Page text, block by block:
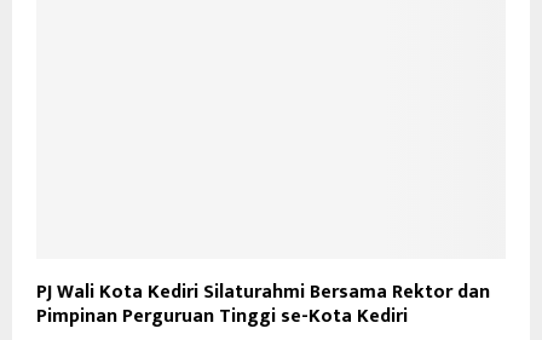
PJ Wali Kota Kediri Silaturahmi Bersama Rektor dan
Pimpinan Perguruan Tinggi se-Kota Kediri